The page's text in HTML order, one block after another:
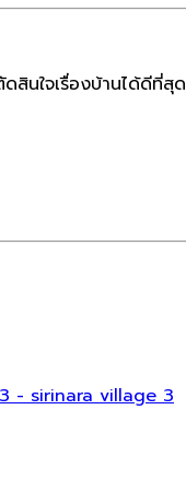
นใจเรื่องบ้านได้ดีที่สุด
3 - sirinara village 3